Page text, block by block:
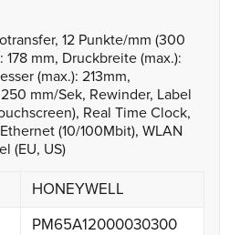
12 Punkte/mm (300
mm, Druckbreite (max.):
(max.): 213mm,
mm/Sek, Rewinder, Label
Real Time Clock,
(10/100Mbit), WLAN
(EU, US)
HONEYWELL
PM65A12000030300